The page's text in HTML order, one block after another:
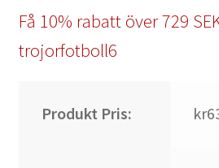
Få 10% rabatt över 729
trojorfotboll6
Produkt Pris: